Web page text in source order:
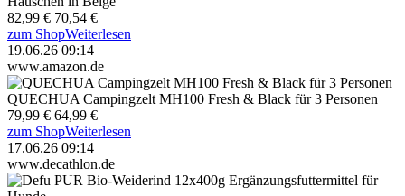
82,99 € 70,54 €
zum ShopWeiterlesen
19.06.26 09:14
www.amazon.de
QUECHUA Campingzelt MH100 Fresh & Black für 3 Personen
79,99 € 64,99 €
zum ShopWeiterlesen
17.06.26 09:14
www.decathlon.de